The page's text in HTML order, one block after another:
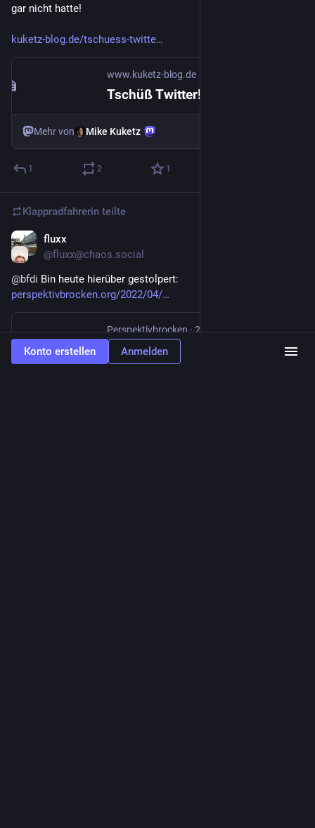
gar nicht hatte!
kuketz-blog.de/tschuess-twitte
www.kuketz-blog.de
Mehr von Mike Kuketz
1 2 1
Klappradfahrerin teilte
fluxx
@fluxx@chaos.social
@bfdi Bin heute hierüber gestolpert:
perspektivbrocken.org/2022/04/
Perspektiv­brocken·25. Apr. 2022
Mastodon für Dummies - Perspektiv­brocken
Konto erstellen Anmelden